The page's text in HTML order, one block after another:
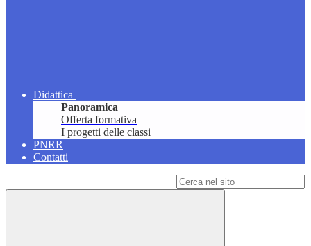
Didattica
Panoramica
Offerta formativa
I progetti delle classi
PNRR
Contatti